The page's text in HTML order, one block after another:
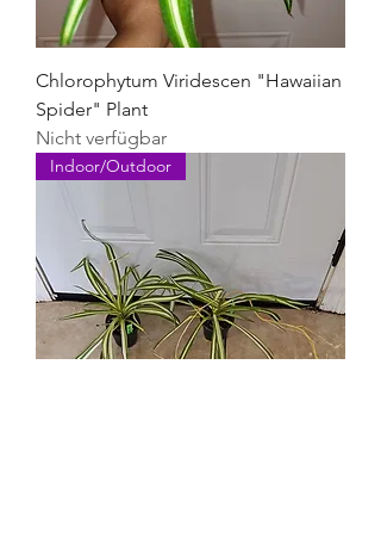
Chlorophytum Viridescen "Hawaiian
Spider" Plant
Nicht verfügbar
Indoor/Outdoor